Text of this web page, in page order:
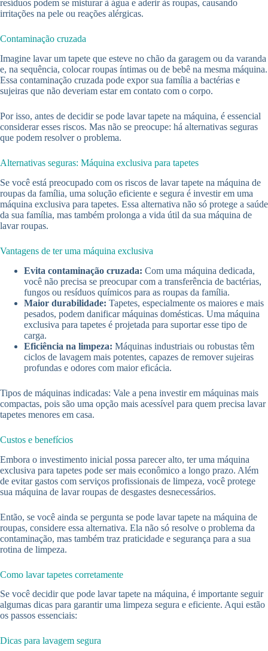
resíduos podem se misturar à água e aderir às roupas, causando
irritações na pele ou reações alérgicas.
Contaminação cruzada
Imagine lavar um tapete que esteve no chão da garagem ou da varanda
e, na sequência, colocar roupas íntimas ou de bebê na mesma máquina.
Essa contaminação cruzada pode expor sua família a bactérias e
sujeiras que não deveriam estar em contato com o corpo.
Por isso, antes de decidir se pode lavar tapete na máquina, é essencial
considerar esses riscos. Mas não se preocupe: há alternativas seguras
que podem resolver o problema.
Alternativas seguras: Máquina exclusiva para tapetes
Se você está preocupado com os riscos de lavar tapete na máquina de
roupas da família, uma solução eficiente e segura é investir em uma
máquina exclusiva para tapetes. Essa alternativa não só protege a saúde
da sua família, mas também prolonga a vida útil da sua máquina de
lavar roupas.
Vantagens de ter uma máquina exclusiva
Evita contaminação cruzada: Com uma máquina dedicada,
você não precisa se preocupar com a transferência de bactérias,
fungos ou resíduos químicos para as roupas da família.
Maior durabilidade: Tapetes, especialmente os maiores e mais
pesados, podem danificar máquinas domésticas. Uma máquina
exclusiva para tapetes é projetada para suportar esse tipo de
carga.
Eficiência na limpeza: Máquinas industriais ou robustas têm
ciclos de lavagem mais potentes, capazes de remover sujeiras
profundas e odores com maior eficácia.
Tipos de máquinas indicadas: Vale a pena investir em máquinas mais
compactas, pois são uma opção mais acessível para quem precisa lavar
tapetes menores em casa.
Custos e benefícios
Embora o investimento inicial possa parecer alto, ter uma máquina
exclusiva para tapetes pode ser mais econômico a longo prazo. Além
de evitar gastos com serviços profissionais de limpeza, você protege
sua máquina de lavar roupas de desgastes desnecessários.
Então, se você ainda se pergunta se pode lavar tapete na máquina de
roupas, considere essa alternativa. Ela não só resolve o problema da
contaminação, mas também traz praticidade e segurança para a sua
rotina de limpeza.
Como lavar tapetes corretamente
Se você decidir que pode lavar tapete na máquina, é importante seguir
algumas dicas para garantir uma limpeza segura e eficiente. Aqui estão
os passos essenciais:
Dicas para lavagem segura